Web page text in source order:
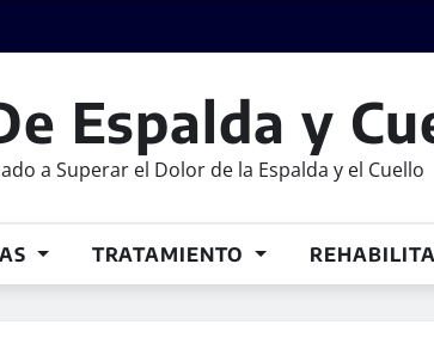
Espalda y
a Superar el Dolor de la Espalda y el Cuello
TRATAMIENTO